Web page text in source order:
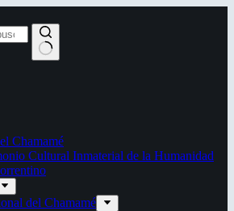
Chamamé
Cultural Inmaterial de la Humanidad
del Chamamé